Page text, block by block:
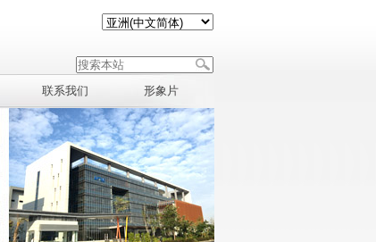
联系我们 形象片